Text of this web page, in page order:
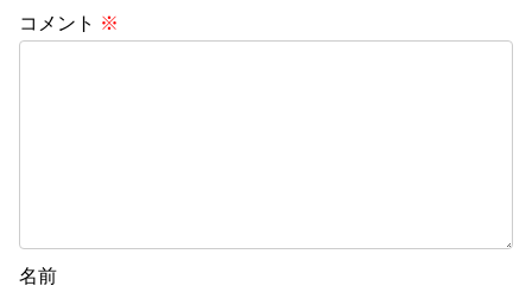
コメント ※
名前